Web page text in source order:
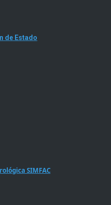
de Estado
SIMFAC